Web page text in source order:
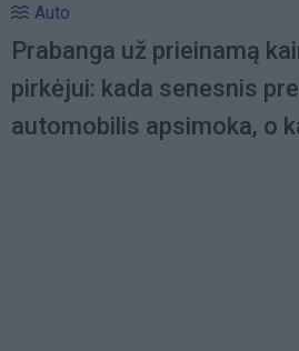
Auto
Prabanga už prieinamą
pirkėjui: kada senesnis
automobilis apsimoka, o